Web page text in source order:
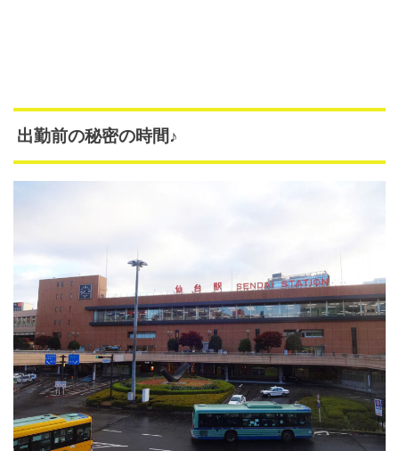
出勤前の秘密の時間♪